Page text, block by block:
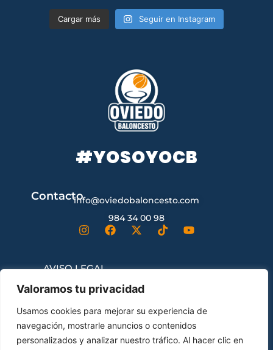
Valoramos tu privacidad
Usamos cookies para mejorar su experiencia de
navegación, mostrarle anuncios o contenidos
personalizados y analizar nuestro tráfico. Al hacer clic en
Cargar más Seguir en Instagram
#YOSOYOCB
Contactoinfo@oviedobaloncesto.com
984 34 00 98
AVISO LEGAL
CONTRATACIÓN